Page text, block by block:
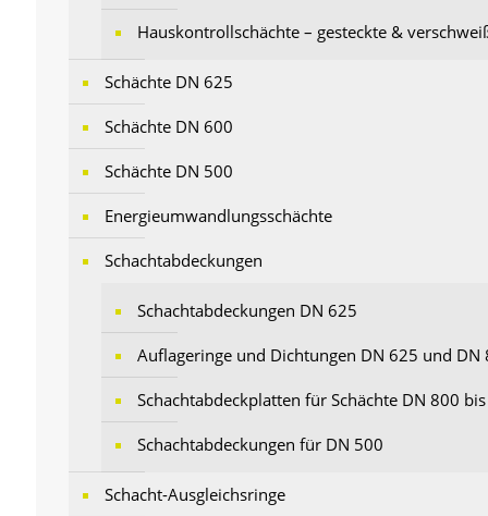
Hauskontrollschächte – gesteckte &
Schächte DN 625
Schächte DN 600
Schächte DN 500
Energieumwandlungsschächte
Schachtabdeckungen
Schachtabdeckungen DN 625
Auflageringe und Dichtungen DN 625 und DN
Schachtabdeckplatten für Schächte DN 800
Schachtabdeckungen für DN 500
Schacht-Ausgleichsringe